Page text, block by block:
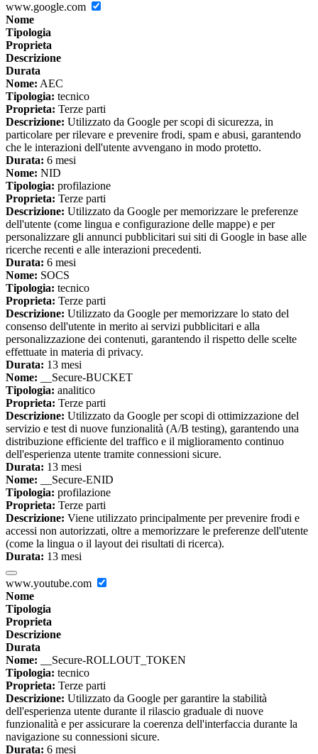
www.google.com
Nome
Tipologia
Proprieta
Descrizione
Durata
Nome: AEC
Tipologia: tecnico
Proprieta: Terze parti
Descrizione: Utilizzato da Google per scopi di sicurezza, in
particolare per rilevare e prevenire frodi, spam e abusi, garantendo
che le interazioni dell'utente avvengano in modo protetto.
Durata: 6 mesi
Nome: NID
Tipologia: profilazione
Proprieta: Terze parti
Descrizione: Utilizzato da Google per memorizzare le preferenze
dell'utente (come lingua e configurazione delle mappe) e per
personalizzare gli annunci pubblicitari sui siti di Google in base alle
ricerche recenti e alle interazioni precedenti.
Durata: 6 mesi
Nome: SOCS
Tipologia: tecnico
Proprieta: Terze parti
Descrizione: Utilizzato da Google per memorizzare lo stato del
consenso dell'utente in merito ai servizi pubblicitari e alla
personalizzazione dei contenuti, garantendo il rispetto delle scelte
effettuate in materia di privacy.
Durata: 13 mesi
Nome: __Secure-BUCKET
Tipologia: analitico
Proprieta: Terze parti
Descrizione: Utilizzato da Google per scopi di ottimizzazione del
servizio e test di nuove funzionalità (A/B testing), garantendo una
distribuzione efficiente del traffico e il miglioramento continuo
dell'esperienza utente tramite connessioni sicure.
Durata: 13 mesi
Nome: __Secure-ENID
Tipologia: profilazione
Proprieta: Terze parti
Descrizione: Viene utilizzato principalmente per prevenire frodi e
accessi non autorizzati, oltre a memorizzare le preferenze dell'utente
(come la lingua o il layout dei risultati di ricerca).
Durata: 13 mesi
www.youtube.com
Nome
Tipologia
Proprieta
Descrizione
Durata
Nome: __Secure-ROLLOUT_TOKEN
Tipologia: tecnico
Proprieta: Terze parti
Descrizione: Utilizzato da Google per garantire la stabilità
dell'esperienza utente durante il rilascio graduale di nuove
funzionalità e per assicurare la coerenza dell'interfaccia durante la
navigazione su connessioni sicure.
Durata: 6 mesi